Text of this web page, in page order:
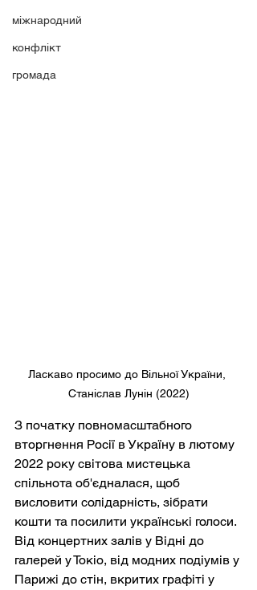
міжнародний
конфлікт
громада
Ласкаво просимо до Вільної України,
Станіслав Лунін (2022)
З початку повномасштабного
вторгнення Росії в Україну в лютому
2022 року світова мистецька
спільнота об'єдналася, щоб
висловити солідарність, зібрати
кошти та посилити українські голоси.
Від концертних залів у Відні до
галерей у Токіо, від модних подіумів у
Парижі до стін, вкритих графіті у